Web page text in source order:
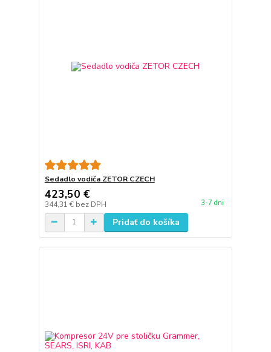
Sedadlo vodiča ZETOR CZECH
423,50 €
344,31 € bez DPH 3-7 dni
Pridať do košíka